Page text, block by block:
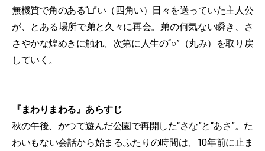
無機質で角のある“□”い（四角い）日々を送っていた主人公
が、とある場所で弟と久々に再会。弟の何気ない瞬き、さ
さやかな煌めきに触れ、次第に人生の“○”（丸み）を取り戻
していく。
『まわりまわる』あらすじ
秋の午後、かつて遊んだ公園で再開した“さな”と“あさ”。た
わいもない会話から始まるふたりの時間は、10年前に止ま